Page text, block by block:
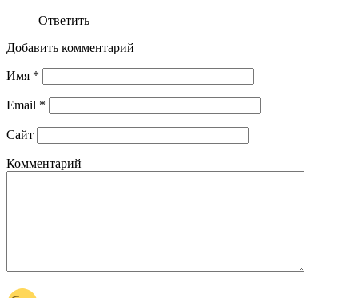
Ответить
Добавить комментарий
Имя *
Email *
Сайт
Комментарий